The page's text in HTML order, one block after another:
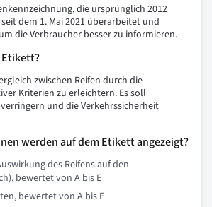
die ursprünglich 2012
dem 1. Mai 2021 überarbeitet und
die Verbraucher besser zu informieren.
Etikett?
zwischen Reifen durch die
Kriterien zu erleichtern. Es soll
und die Verkehrssicherheit
werden auf dem Etikett angezeigt?
des Reifens auf den
bewertet von A bis E
bewertet von A bis E